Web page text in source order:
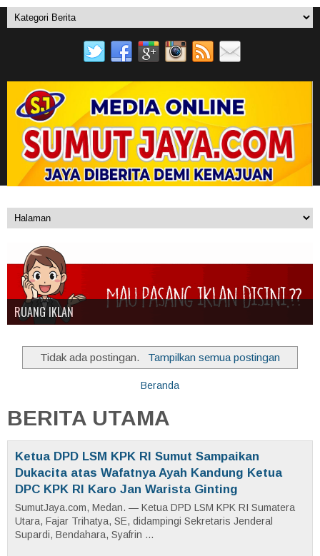
RUANG IKLAN
Tidak ada postingan. Tampilkan semua postingan
Beranda
BERITA UTAMA
Ketua DPD LSM KPK RI Sumut Sampaikan
Dukacita atas Wafatnya Ayah Kandung Ketua
DPC KPK RI Karo Jan Warista Ginting
SumutJaya.com, Medan. — Ketua DPD LSM KPK RI Sumatera
Utara, Fajar Trihatya, SE, didampingi Sekretaris Jenderal
Supardi, Bendahara, Syafrin ...